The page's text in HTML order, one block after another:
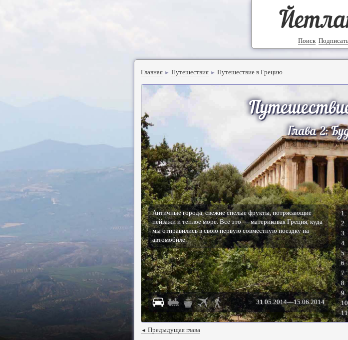
Поиск
Главная ►Путешествия ►Путешествие в Грецию
Глава 2:
1.
2.
3.
4.
5.
6.
7.
8.
9.
Античные города, свежие спелые фрукты, потрясающие
пейзажи и теплое море. Всё это — материковая Греция, куда
мы отправились в свою первую совместную поездку на
автомобиле.
31.05.2014—15.06.2014
◄ Предыдущая глава